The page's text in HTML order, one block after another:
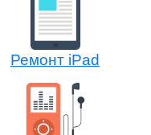
Ремонт iPad